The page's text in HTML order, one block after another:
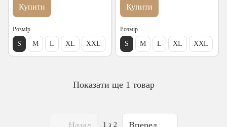
Купити
Розмір
S M L XL XXL
Купити
Розмір
S M L XL XXL
Показати ще 1 товар
Назад 1 з 2 Вперед